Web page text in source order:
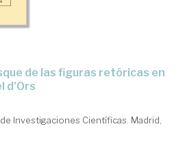
d'Ors
Investigaciones Científicas. Madrid,